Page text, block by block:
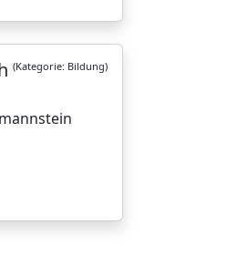
(Kategorie: Bildung)